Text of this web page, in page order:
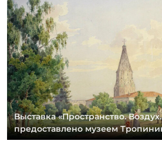
Выставка «Пространство.
предоставлено музеем